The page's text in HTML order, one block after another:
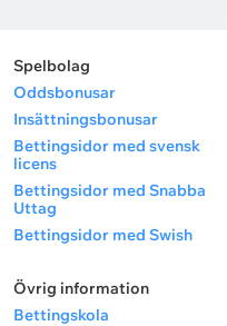
Spelbolag
Oddsbonusar
Insättningsbonusar
Bettingsidor med svensk
licens
Bettingsidor med Snabba
Uttag
Bettingsidor med Swish
Övrig information
Bettingskola